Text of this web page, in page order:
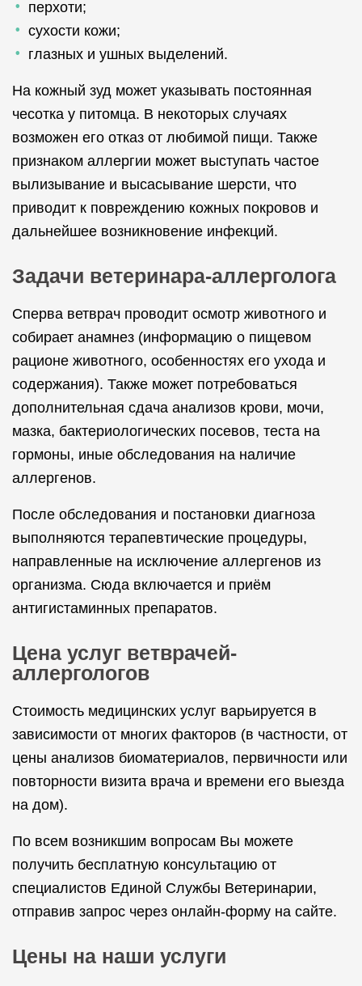
перхоти;
сухости кожи;
глазных и ушных выделений.
На кожный зуд может указывать постоянная
чесотка у питомца. В некоторых случаях
возможен его отказ от любимой пищи. Также
признаком аллергии может выступать частое
вылизывание и высасывание шерсти, что
приводит к повреждению кожных покровов и
дальнейшее возникновение инфекций.
Задачи ветеринара-аллерголога
Сперва ветврач проводит осмотр животного и
собирает анамнез (информацию о пищевом
рационе животного, особенностях его ухода и
содержания). Также может потребоваться
дополнительная сдача анализов крови, мочи,
мазка, бактериологических посевов, теста на
гормоны, иные обследования на наличие
аллергенов.
После обследования и постановки диагноза
выполняются терапевтические процедуры,
направленные на исключение аллергенов из
организма. Сюда включается и приём
антигистаминных препаратов.
Цена услуг ветврачей-
аллергологов
Стоимость медицинских услуг варьируется в
зависимости от многих факторов (в частности, от
цены анализов биоматериалов, первичности или
повторности визита врача и времени его выезда
на дом).
По всем возникшим вопросам Вы можете
получить бесплатную консультацию от
специалистов Единой Службы Ветеринарии,
отправив запрос через онлайн-форму на сайте.
Цены на наши услуги